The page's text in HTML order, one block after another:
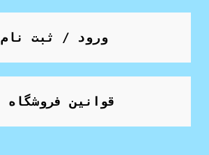
ورود / ثبت نام
قوانین فروشگاه